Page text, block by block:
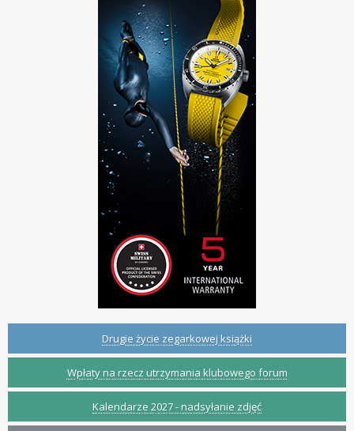
Drugie życie zegarkowej książki
Wpłaty na rzecz utrzymania klubowego forum
Kalendarze 2027 - nadsyłanie zdjęć